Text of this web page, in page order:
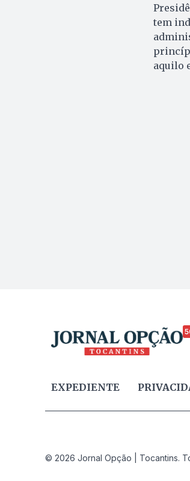
tem
aquilo
EXPEDIENTE
© 2026 Jornal Opção | Tocantins.